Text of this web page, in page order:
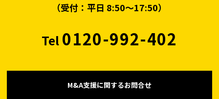
（受付：平日 8:50〜17:50）
Tel0120-992-402
M&A支援に関するお問合せ